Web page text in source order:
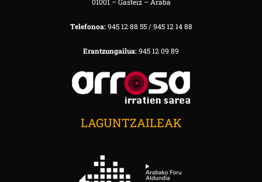
Telefonoa:945 12 88 55 / 945 12 14 88
Erantzungailua:945 12 09 89
LAGUNTZAILEAK